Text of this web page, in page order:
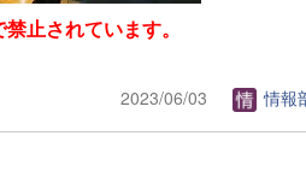
止されています。
2023/06/03 情報